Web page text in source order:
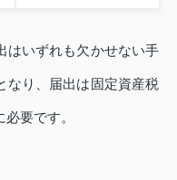
はいずれも欠かせない手
なり、届出は固定資産税
要です。